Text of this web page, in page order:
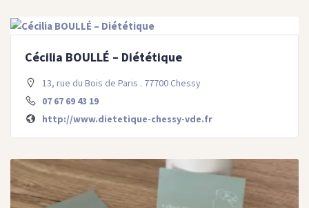
Cécilia BOULLÉ – Diététique
13, rue du Bois de Paris . 77700 Chessy
07 67 69 43 19
http://www.dietetique-chessy-vde.fr